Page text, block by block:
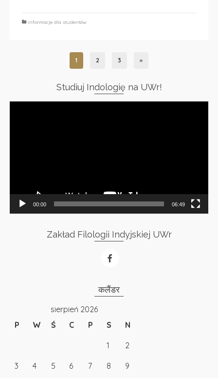
informacje dla studentów
1 2 3 »
Studiuj Indologię na UWr!
00:00 06:49
Zakład Filologii Indyjskiej UWr
कलैंडर
sierpień 2026
P
W Ś C P S N
1 2
3 4 5 6 7 8 9